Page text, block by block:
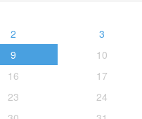
2
3
9
10
16
17
23
24